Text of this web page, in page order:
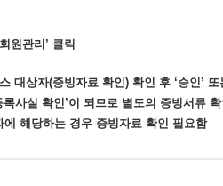
원관리’ 클릭
대상자(증빙자료 확인) 확인 후 ‘승인’ 또
사실 확인’이 되므로 별도의 증빙서류
해당하는 경우 증빙자료 확인 필요함